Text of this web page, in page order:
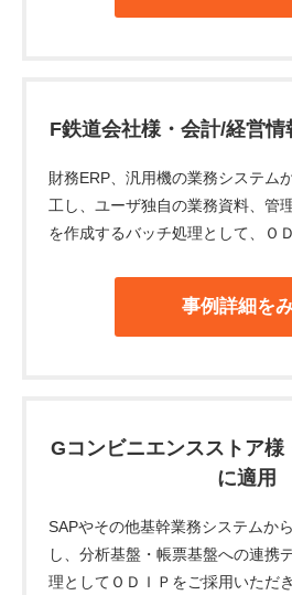
F鉄道会社様・会計/経営情
財務ERP、汎用機の業務システム
工し、ユーザ独自の業務資料、管
を作成するバッチ処理として、Ｏ
事例詳細を
Gコンビニエンスストア様
に適用
SAPやその他基幹業務システムか
し、分析基盤・帳票基盤への連携
理としてＯＤＩＰをご採用いただ